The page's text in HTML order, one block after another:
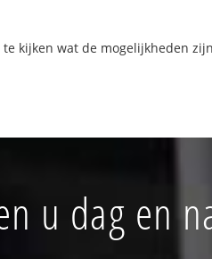
te kijken wat de mogelijkheden
u dag en